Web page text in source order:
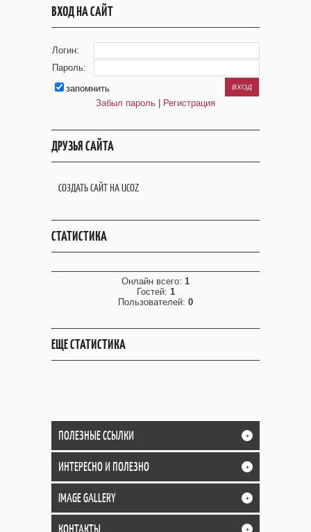
ВХОД НА САЙТ
Логин:
Пароль:
запомнить
Забыл пароль
Регистрация
ДРУЗЬЯ САЙТА
СОЗДАТЬ САЙТ НА UCOZ
СТАТИСТИКА
Онлайн всего: 1
Гостей: 1
Пользователей: 0
ЕЩЕ СТАТИСТИКА
ПОЛЕЗНЫЕ ССЫЛКИ +
ИНТЕРЕСНО И ПОЛЕЗНО +
IMAGE GALLERY +
+